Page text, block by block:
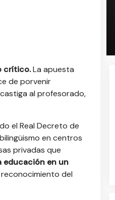
crítico.La apuesta
de porvenir
al profesorado,
el Real Decreto de
en centros
privadas que
educación en un
reconocimiento del